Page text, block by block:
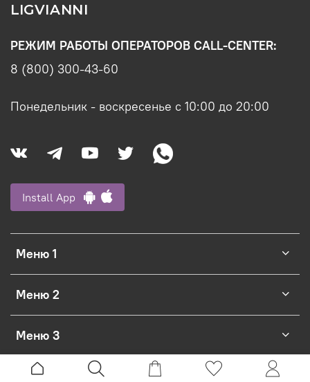
LIGVIANNI
Меню 1
Меню 2
Меню 3
РЕЖИМ РАБОТЫ ОПЕРАТОРОВ CALL-CENTER:
8 (800) 300-43-60
Понедельник - воскресенье с 10:00 до 20:00
Install App